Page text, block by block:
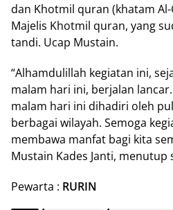
dan Khotmil quran (khatam Al-
Majelis Khotmil quran, yang
tandi. Ucap Mustain.
“Alhamdulillah kegiatan ini,
malam hari ini, berjalan
malam hari ini dihadiri oleh
berbagai wilayah. Semoga
membawa manfat bagi kita
Mustain Kades Janti, menutup
Pewarta : RURIN